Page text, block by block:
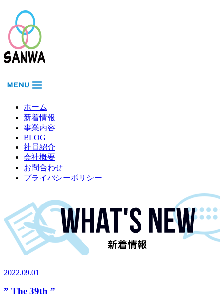
ホーム
新着情報
事業内容
BLOG
社員紹介
会社概要
お問合わせ
プライバシーポリシー
2022.09.01
” The 39th ”